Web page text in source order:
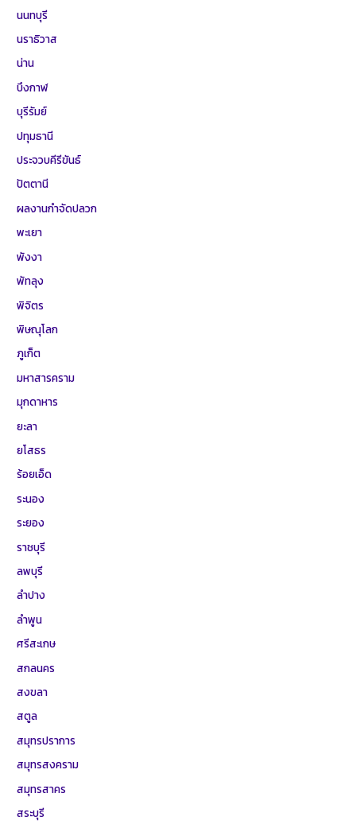
นนทบุรี
นราธิวาส
น่าน
บึงกาฬ
บุรีรัมย์
ปทุมธานี
ประจวบคีรีขันธ์
ปัตตานี
ผลงานกำจัดปลวก
พะเยา
พังงา
พัทลุง
พิจิตร
พิษณุโลก
ภูเก็ต
มหาสารคราม
มุกดาหาร
ยะลา
ยโสธร
ร้อยเอ็ด
ระนอง
ระยอง
ราชบุรี
ลพบุรี
ลำปาง
ลำพูน
ศรีสะเกษ
สกลนคร
สงขลา
สตูล
สมุทรปราการ
สมุทรสงคราม
สมุทรสาคร
สระบุรี